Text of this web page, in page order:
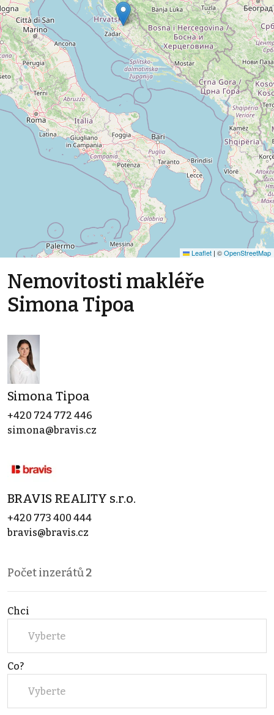
Leaflet | ©OpenStreetMap
Nemovitosti makléře
Simona Tipoa
Simona Tipoa
+420 724 772 446
simona@bravis.cz
BRAVIS REALITY s.r.o.
+420 773 400 444
bravis@bravis.cz
Počet inzerátů2
Chci
Vyberte
Co?
Vyberte